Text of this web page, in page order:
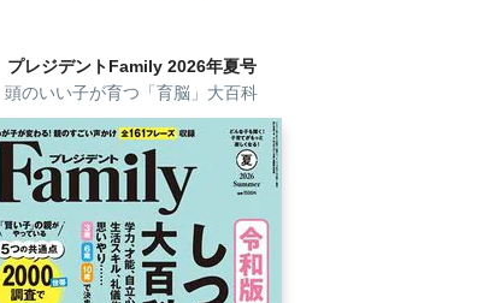
プレジデントFamily 2026年夏号
頭のいい子が育つ「育脳」大百科